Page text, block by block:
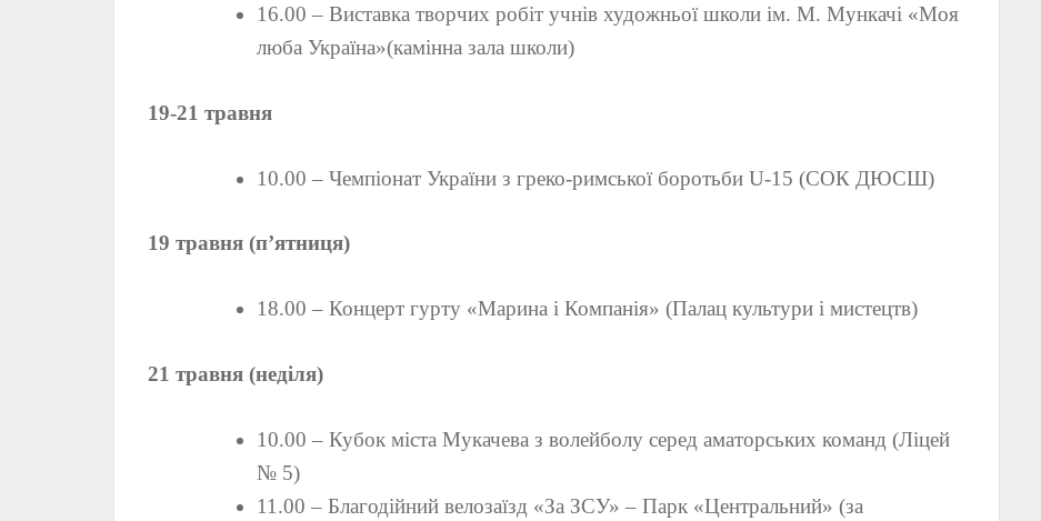
16.00 – Виставка творчих робіт учнів художньої школи ім. М. Мункачі «Моя
люба Україна»(камінна зала школи)
19-21 травня
10.00 – Чемпіонат України з греко-римської боротьби U-15 (СОК ДЮСШ)
19 травня (п’ятниця)
18.00 – Концерт гурту «Марина і Компанія» (Палац культури і мистецтв)
21 травня (неділя)
10.00 – Кубок міста Мукачева з волейболу серед аматорських команд (Ліцей
№ 5)
11.00 – Благодійний велозаїзд «За ЗСУ» – Парк «Центральний» (за